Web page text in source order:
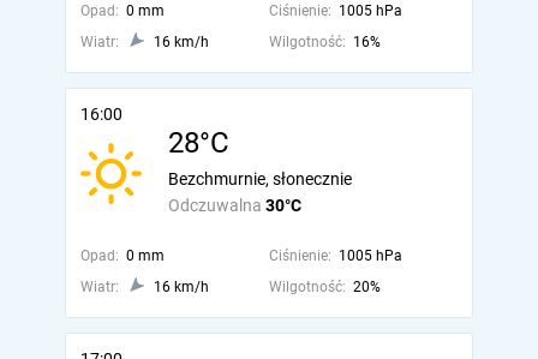
Opad: 0 mm Ciśnienie: 1005 hPa
Wiatr:
16 km/h Wilgotność: 16%
16:00
28°C
Odczuwalna 30°C
Bezchmurnie, słonecznie
Opad: 0 mm Ciśnienie: 1005 hPa
Wiatr:
16 km/h Wilgotność: 20%